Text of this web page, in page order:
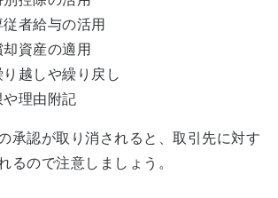
者給与の活用
資産の適用
越しや繰り戻し
理由附記
承認が取り消されると、取引先に対す
るので注意しましょう。